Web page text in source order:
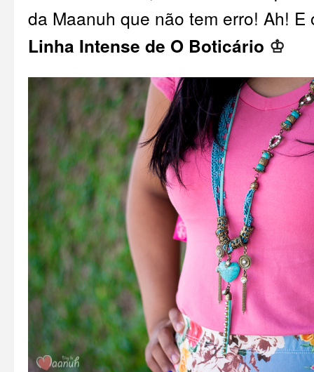
da Maanuh que não tem erro! Ah!
Linha Intense de O Boticário ♔